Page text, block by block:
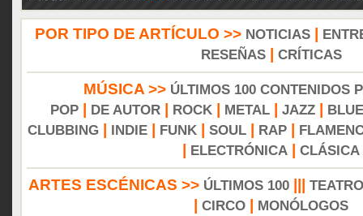
POR TIPO DE ARTÍCULO >> NOTICIAS|
RESEÑAS| CRÍTICAS
MÚSICA >> ÚLTIMOS 100 CONTENIDOS
POP
DE AUTOR ROCK METAL JAZZ
CLUBBING
INDIE FUNK SOUL RAP
ELECTRÓNICA CLÁSICA
ARTES ESCÉNICAS >> ÚLTIMOS 100||| TEATRO
CIRCO MONÓLOGOS